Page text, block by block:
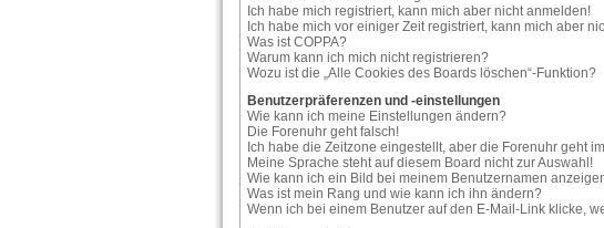
Ich habe mich registriert, kann mich aber nicht anmelden!
Ich habe mich vor einiger Zeit registriert, kann mich aber
Was ist COPPA?
Warum kann ich mich nicht registrieren?
Wozu ist die „Alle Cookies des Boards löschen“-Funktion?
Benutzerpräferenzen und -einstellungen
Wie kann ich meine Einstellungen ändern?
Die Forenuhr geht falsch!
Ich habe die Zeitzone eingestellt, aber die Forenuhr geht
Meine Sprache steht auf diesem Board nicht zur Auswahl!
Wie kann ich ein Bild bei meinem Benutzernamen
Was ist mein Rang und wie kann ich ihn ändern?
Wenn ich bei einem Benutzer auf den E-Mail-Link klicke,